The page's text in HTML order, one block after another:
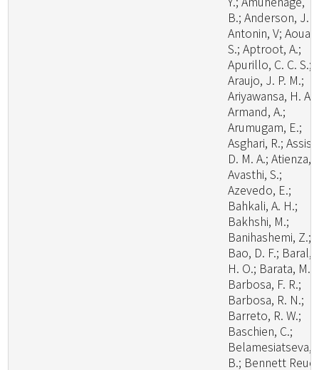
B.; Anderson, J.
Antonin, V; Aouali,
S.; Aptroot, A.;
Apurillo, C. C. S.;
Araujo, J. P. M.;
Ariyawansa, H. A.;
Armand, A.;
Arumugam, E.;
Asghari, R.; Assis,
D. M. A.; Atienza,
Avasthi, S.;
Azevedo, E.;
Bahkali, A. H.;
Bakhshi, M.;
Banihashemi, Z.;
Bao, D. F.; Baral,
H. O.; Barata, M.;
Barbosa, F. R.;
Barbosa, R. N.;
Barreto, R. W.;
Baschien, C.;
Belamesiatseva,
B.; Bennett